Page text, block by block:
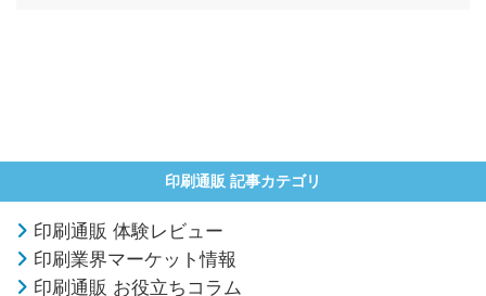
印刷通販 記事カテゴリ
印刷通販 体験レビュー
印刷業界マーケット情報
印刷通販 お役立ちコラム